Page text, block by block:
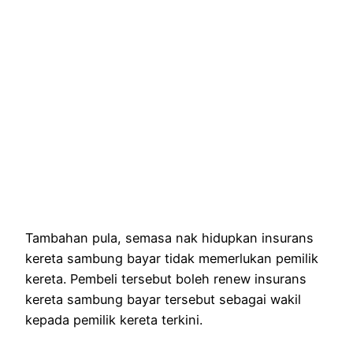
Tambahan pula, semasa nak hidupkan insurans
kereta sambung bayar tidak memerlukan pemilik
kereta. Pembeli tersebut boleh renew insurans
kereta sambung bayar tersebut sebagai wakil
kepada pemilik kereta terkini.